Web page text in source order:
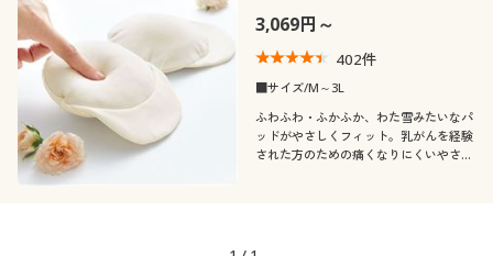
解除する
閉じる
3,069円～
402件
■サイズ/M～3L
ふわふわ・ふかふか、わた雪みたいなパ
ッドがやさしくフィット。乳がんを経験
された方のための痛くなりにくいやさし